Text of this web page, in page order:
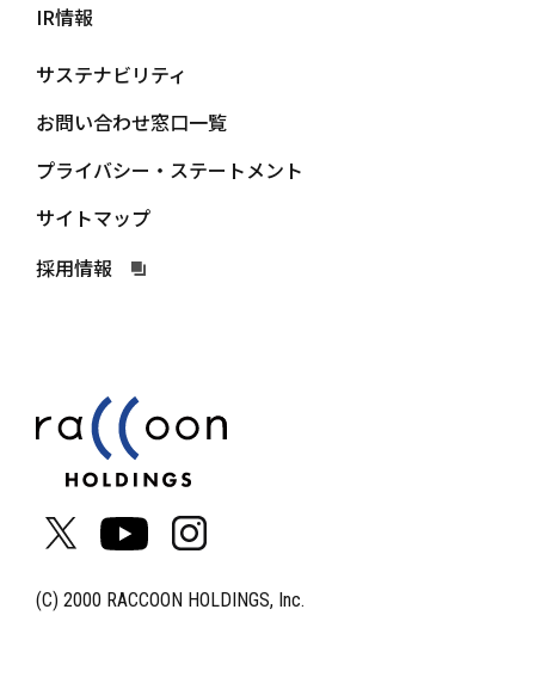
(C) 2000 RACCOON HOLDINGS, Inc.
IR情報
サステナビリティ
お問い合わせ窓口一覧
プライバシー・ステートメント
サイトマップ
採用情報